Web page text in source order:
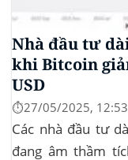
Nhà đầu tư
khi Bitcoin
USD
⏱️27/05/2025, 12:53
Các nhà đầu tư
đang âm thầm